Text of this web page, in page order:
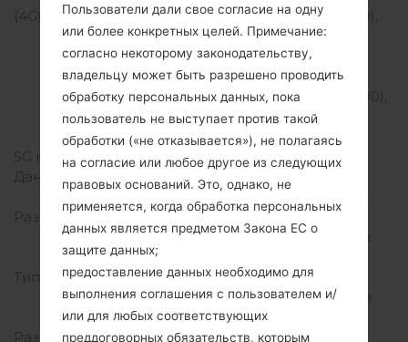
(4G) LTE
LTE band 1(2100), 2(1900),
3(1800), 4(1700/2100),
5(850), 7(2600), 8(900),
12(700), 13(700), 17(700),
20(800), 28(700), 38(2600),
40(2300), 41(2500),
66(1700/2100)
5G network
Данные
GPRS/EDGE
Дисплей
Размер экрана
10.5 дюйма (~72.9%
соотношение экрана к
Тип экрана
Super AMOLED
емкостный сенсорный
экран
Разрешение экрана
2560 x 1600 пикселей
Пользователи дали свое согласие на одну
или более конкретных целей. Примечание:
согласно некоторому законодательству,
владельцу может быть разрешено проводить
обработку персональных данных, пока
пользователь не выступает против такой
обработки («не отказывается»), не полагаясь
на согласие или любое другое из следующих
правовых оснований. Это, однако, не
применяется, когда обработка персональных
данных является предметом Закона ЕС о
защите данных;
предоставление данных необходимо для
выполнения соглашения с пользователем и/
или для любых соответствующих
преддоговорных обязательств, которым